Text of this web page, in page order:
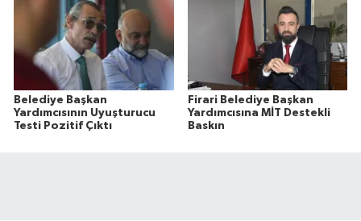
Belediye Başkan
Yardımcısının Uyuşturucu
Testi Pozitif Çıktı
Firari Belediye Başkan
Yardımcısına MİT Destekli
Baskın